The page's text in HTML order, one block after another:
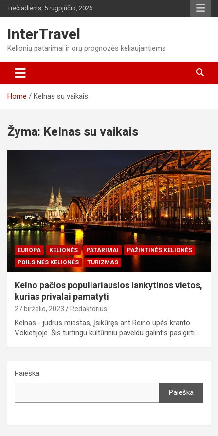
Skip
to
Trečiadienis, 5 rugpjūčio, 2026
InterTravel
Kelionių patarimai ir orų prognozės keliaujantiems
Home Kelnas su vaikais
Žyma: Kelnas su vaikais
EUROPA KELIONĖS PATARIMAI
PAŽINTINĖS KELIONĖS
POILSINĖS KELIONĖS
TURIZMAS
Kelno pačios populiariausios lankytinos vietos,
kurias privalai pamatyti
27 birželio, 2023 Redaktorius
Kelnas - judrus miestas, įsikūręs ant Reino upės kranto
Vokietijoje. Šis turtingu kultūriniu paveldu galintis pasigirti…
Paieška
Paieška